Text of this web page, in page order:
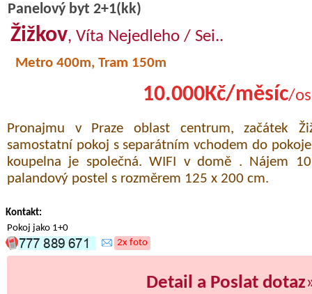
Panelový byt 2+1(kk)
Žižkov, Víta Nejedleho / Sei..
Metro 400m, Tram 150m
10.000Kč/měsíc/
Pronajmu v Praze oblast centrum, začátek
samostatní pokoj s separátním vchodem do
koupelna je společná. WIFI v domě . Nájem
palandový postel s rozměrem 125 x 200 cm.
Kontakt:
Pokoj jako 1+0
2x foto
Detail a Poslat dotaz